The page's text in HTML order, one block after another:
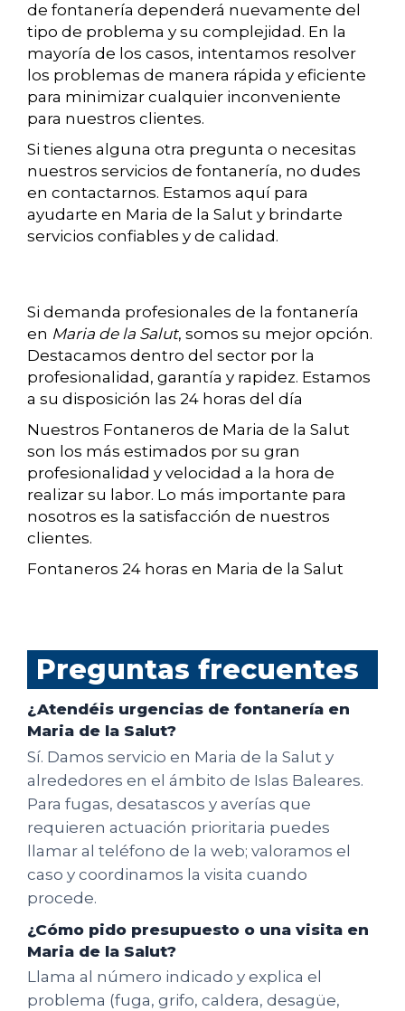
de fontanería dependerá nuevamente del
tipo de problema y su complejidad. En la
mayoría de los casos, intentamos resolver
los problemas de manera rápida y eficiente
para minimizar cualquier inconveniente
para nuestros clientes.
Si tienes alguna otra pregunta o necesitas
nuestros servicios de fontanería, no dudes
en contactarnos. Estamos aquí para
ayudarte en Maria de la Salut y brindarte
servicios confiables y de calidad.
Si demanda profesionales de la fontanería
en Maria de la Salut, somos su mejor opción.
Destacamos dentro del sector por la
profesionalidad, garantía y rapidez. Estamos
a su disposición las 24 horas del día
Nuestros Fontaneros de Maria de la Salut
son los más estimados por su gran
profesionalidad y velocidad a la hora de
realizar su labor. Lo más importante para
nosotros es la satisfacción de nuestros
clientes.
Fontaneros 24 horas en Maria de la Salut
Preguntas frecuentes
¿Atendéis urgencias de fontanería en
Maria de la Salut?
Sí. Damos servicio en Maria de la Salut y
alrededores en el ámbito de Islas Baleares.
Para fugas, desatascos y averías que
requieren actuación prioritaria puedes
llamar al teléfono de la web; valoramos el
caso y coordinamos la visita cuando
procede.
¿Cómo pido presupuesto o una visita en
Maria de la Salut?
Llama al número indicado y explica el
problema (fuga, grifo, caldera, desagüe,